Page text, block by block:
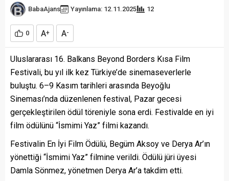
BabaAjans Yayınlama: 12.11.2025 12
0 A+ A-
Uluslararası 16. Balkans Beyond Borders Kısa Film
Festivali, bu yıl ilk kez Türkiye’de sinemaseverlerle
buluştu. 6–9 Kasım tarihleri arasında Beyoğlu
Sineması’nda düzenlenen festival, Pazar gecesi
gerçekleştirilen ödül töreniyle sona erdi. Festivalde en iyi
film ödülünü “İsmimi Yaz” filmi kazandı.
Festivalin En İyi Film Ödülü, Begüm Aksoy ve Derya Ar’ın
yönettiği “İsmimi Yaz” filmine verildi. Ödülü jüri üyesi
Damla Sönmez, yönetmen Derya Ar’a takdim etti.